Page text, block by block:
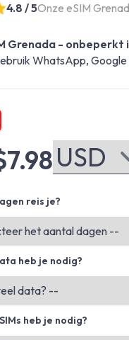
4.8 / 5Onze eSIM
Grenada -
WhatsApp,
reis je?
heb je nodig?
heb je nodig?